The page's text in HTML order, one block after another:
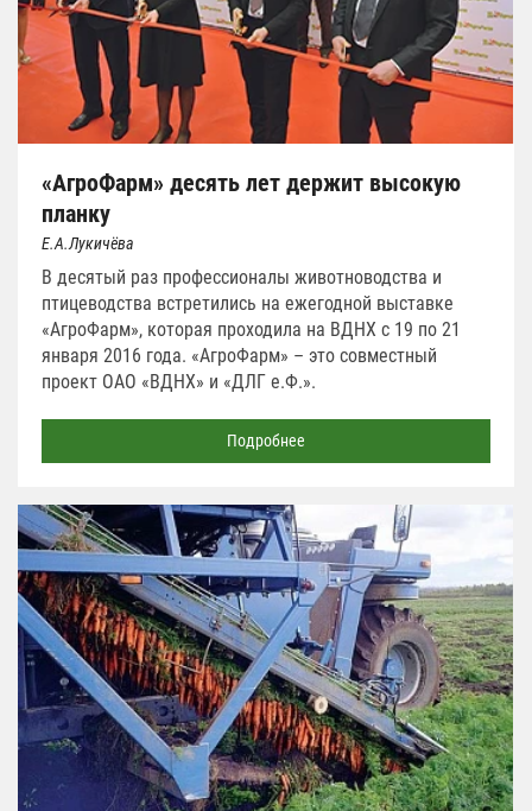
«АгроФарм» десять лет держит высокую
планку
Е.А.Лукичёва
В десятый раз профессионалы животноводства и
птицеводства встретились на ежегодной выставке
«АгроФарм», которая проходила на ВДНХ с 19 по 21
января 2016 года. «АгроФарм» – это совместный
проект ОАО «ВДНХ» и «ДЛГ e.Ф.».
Подробнее